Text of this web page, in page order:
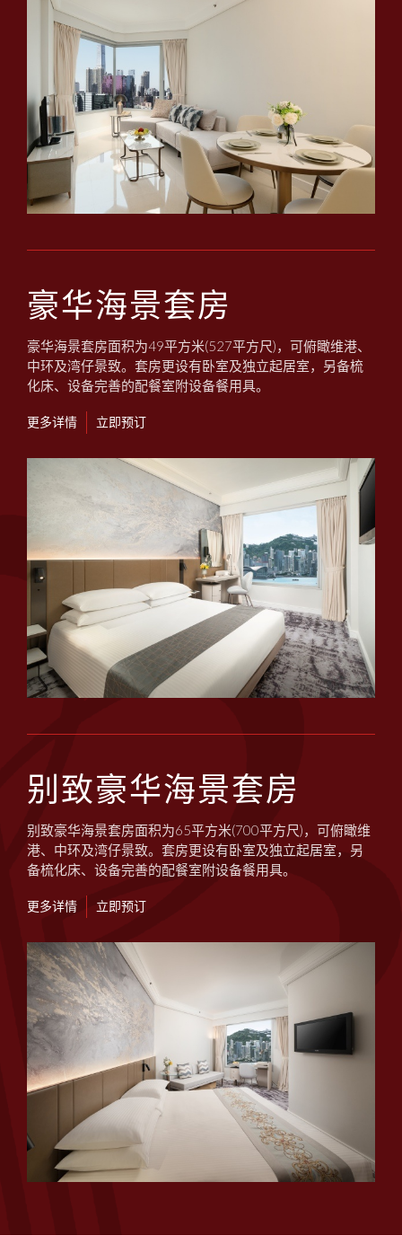
豪华海景套房
豪华海景套房面积为49平方米(527平方尺)，可俯瞰维港、
中环及湾仔景致。套房更设有卧室及独立起居室，另备梳
化床、设备完善的配餐室附设备餐用具。
更多详情 立即预订
别致豪华海景套房
别致豪华海景套房面积为65平方米(700平方尺)，可俯瞰维
港、中环及湾仔景致。套房更设有卧室及独立起居室，另
备梳化床、设备完善的配餐室附设备餐用具。
更多详情 立即预订